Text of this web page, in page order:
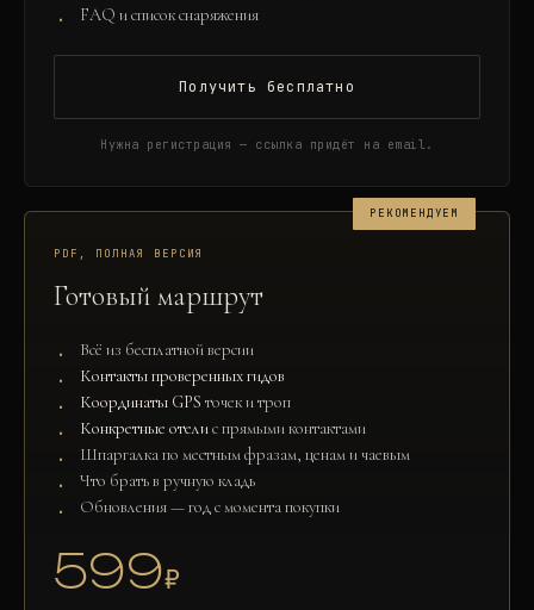
FAQ и список снаряжения
Получить бесплатно
Нужна регистрация — ссылка придёт на email.
РЕКОМЕНДУЕМ
PDF, ПОЛНАЯ ВЕРСИЯ
Готовый маршрут
Всё из бесплатной версии
Контакты проверенных гидов
Координаты GPS точек и троп
Конкретные отелис прямыми контактами
Шпаргалка по местным фразам, ценам и чаевым
Что брать в ручную кладь
Обновления — год с момента покупки
599₽